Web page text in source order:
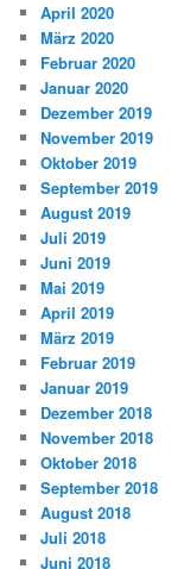
April 2020
März 2020
Februar 2020
Januar 2020
Dezember 2019
November 2019
Oktober 2019
September 2019
August 2019
Juli 2019
Juni 2019
Mai 2019
April 2019
März 2019
Februar 2019
Januar 2019
Dezember 2018
November 2018
Oktober 2018
September 2018
August 2018
Juli 2018
Juni 2018